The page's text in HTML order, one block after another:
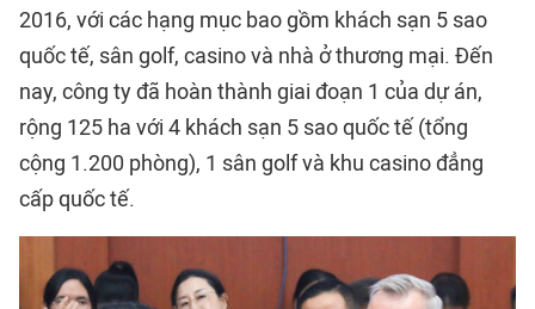
2016, với các hạng mục bao gồm khách sạn 5 sao
quốc tế, sân golf, casino và nhà ở thương mại. Đến
nay, công ty đã hoàn thành giai đoạn 1 của dự án,
rộng 125 ha với 4 khách sạn 5 sao quốc tế (tổng
cộng 1.200 phòng), 1 sân golf và khu casino đẳng
cấp quốc tế.